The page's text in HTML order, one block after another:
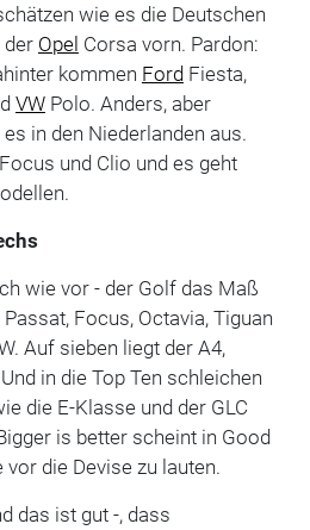
wie es die Deutschen
der Opel Corsa vorn. Pardon:
kommen FordFiesta,
VWPolo. Anders, aber
in den Niederlanden aus.
und Clio und es geht
wie vor - der Golf das Maß
Focus, Octavia, Tiguan
Auf sieben liegt der A4,
in die Top Ten schleichen
die E-Klasse und der GLC
is better scheint in Good
die Devise zu lauten.
das ist gut -, dass